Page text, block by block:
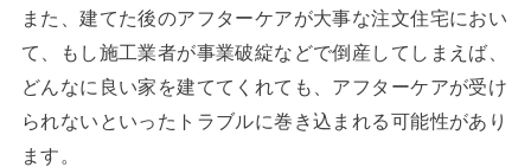
また、建てた後のアフターケアが大事な注文住宅におい
て、もし施工業者が事業破綻などで倒産してしまえば、
どんなに良い家を建ててくれても、アフターケアが受け
られないといったトラブルに巻き込まれる可能性があり
ます。